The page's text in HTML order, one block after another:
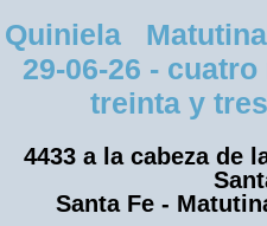
Quiniela
29-06-26 -
treinta y
4433 a la cabeza de
Santa Fe -